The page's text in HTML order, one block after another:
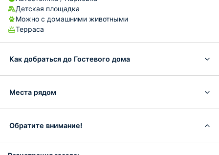
Детская площадка
Можно с домашними животными
Терраса
Как добраться до Гостевого дома
Места рядом
Обратите внимание!